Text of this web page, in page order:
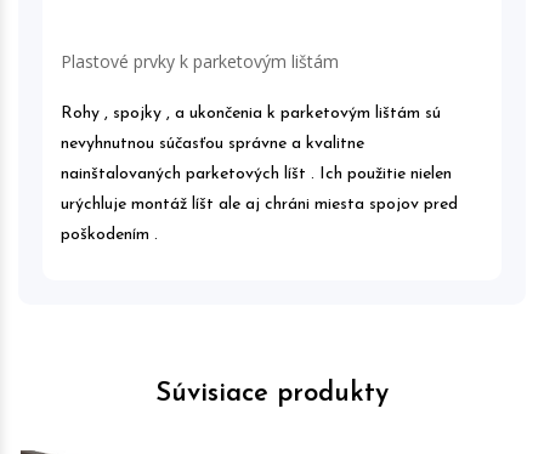
Plastové prvky k parketovým lištám
Rohy , spojky , a ukončenia k parketovým lištám sú
nevyhnutnou súčasťou správne a kvalitne
nainštalovaných parketových líšt . Ich použitie nielen
urýchluje montáž líšt ale aj chráni miesta spojov pred
poškodením .
Súvisiace produkty